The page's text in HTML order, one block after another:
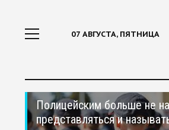
07 АВГУСТА, ПЯТНИЦА
Полицейским больше не
представляться и